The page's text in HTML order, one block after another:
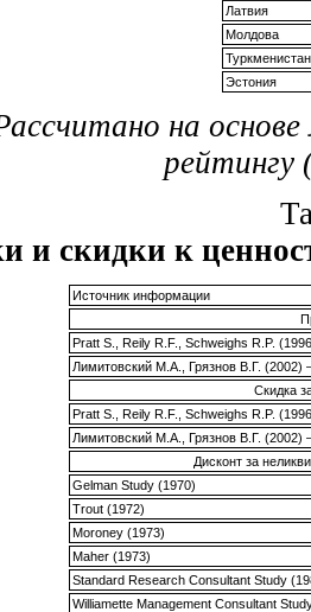
Латвия
Молдова
Туркменистан
Эстония
на
рейтингу
и скидки к
Источник информации
Pratt S., Reily R.F., Schweighs R.P.
Лимитовский М.А., Грязнов В.Г. (2002)
Скидка
Pratt S., Reily R.F., Schweighs R.P.
Лимитовский М.А., Грязнов В.Г. (2002)
Дисконт за
Gelman Study (1970)
Trout (1972)
Moroney (1973)
Maher (1973)
Standard Research Consultant Study
Williamette Management Consultant